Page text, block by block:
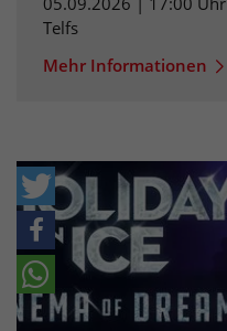
Telfs
Mehr Informationen